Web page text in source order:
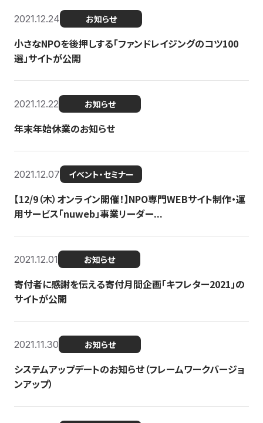
2021.12.24 お知らせ
小さなNPOを後押しする「ファンドレイジングのコツ100
選」サイトが公開
2021.12.22 お知らせ
年末年始休業のお知らせ
2021.12.07 イベント・セミナー
【12/9（木）オンライン開催！】NPO専門WEBサイト制作・運
用サービス「nuweb」事業リーダー...
2021.12.01 お知らせ
寄付者に感謝を伝える寄付月間企画「キフレター2021」の
サイトが公開
2021.11.30 お知らせ
システムアップデートのお知らせ（フレームワークバージョ
ンアップ）